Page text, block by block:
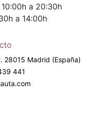
a 20:30h
a 14:00h
28015 Madrid (España)
441